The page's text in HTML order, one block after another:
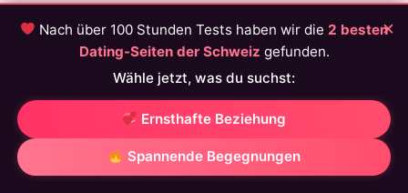
Be2 App &
Benutzererlebnis
e2 setzt auf ein schlichtes und gut
durchdachtes Erlebnis. Die
Benutzeroberfläche ist übersichtlich
und intuitiv, sodass man sich sowohl
auf dem Computer als auch über die
Nach über 100 Stunden Tests haben wir die2 besten
Dating-Seiten der Schweiz gefunden.
Wähle jetzt, was du suchst:
Ernsthafte Beziehung
Spannende Begegnungen
×